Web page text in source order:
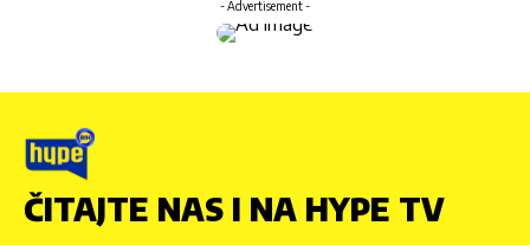
- Advertisement -
ČITAJTE NAS I NA HYPE TV